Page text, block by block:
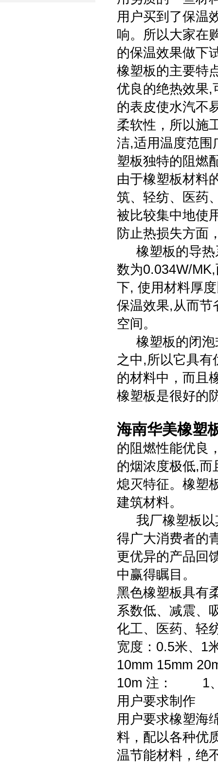
用户买到了保温
响。所以大家在
的保温效果做下
橡塑板的主要特
优良的绝热效果,
的表皮使水汽不
柔软性，所以施
洁,适用温度范
塑板独特的阻燃
由于橡塑板材料
筑、轻纺、医药
被比较集中地使
防止热损失方面
橡塑板的导热
数为0.034W/
下, 使用材料厚
保温效果,从而节
空间。
橡塑板的闭泡
之中,所以它具
的材料中，而且
橡塑板是很好的
海南华美橡塑
的阻燃性能优良
的烟浓度极低,而
熄灭特征。橡塑
建筑材料。
我厂橡塑板以
得广大消费者的
更优异的产品回
中赢得瞩目。
黑色橡塑板具有
系数低、减震、
化工、医药、
宽度：0.5米、
10mm 15mm
10m 注： 1、
用户要求制作
用户要求橡塑海
料，配以各种优
温节能材料，